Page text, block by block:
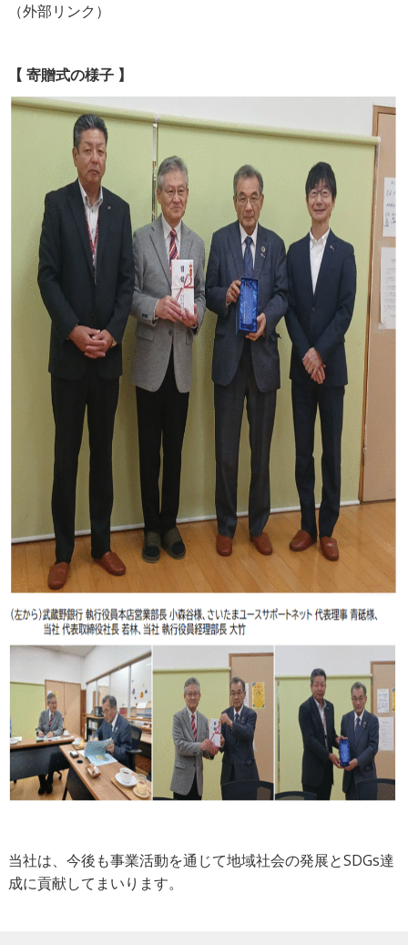
（外部リンク）
【 寄贈式の様子 】
当社は、今後も事業活動を通じて地域社会の発展とSDGs達
成に貢献してまいります。